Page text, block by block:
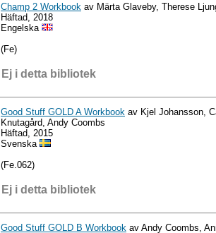
Champ 2 Workbook av Märta Glaveby, Therese
Häftad, 2018
Engelska
(Fe)
Ej i detta bibliotek
Good Stuff GOLD A Workbook av Kjel Johansson,
Knutagård, Andy Coombs
Häftad, 2015
Svenska
(Fe.062)
Ej i detta bibliotek
Good Stuff GOLD B Workbook av Andy Coombs,